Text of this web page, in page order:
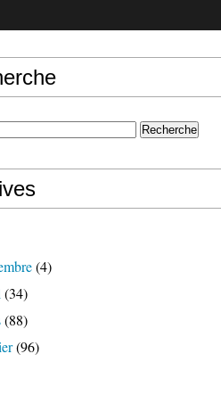
(4)
(34)
(88)
(96)